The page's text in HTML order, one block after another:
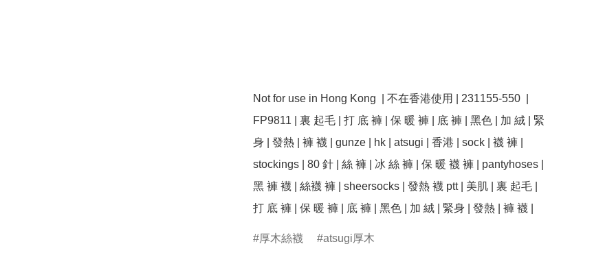
Not for use in Hong Kong  | 不在香港使用 | 231155-550  |
FP9811 | 裏 起毛 | 打 底 褲 | 保 暖 褲 | 底 褲 | 黑色 | 加 絨 | 緊
身 | 發熱 | 褲 襪 | gunze | hk | atsugi | 香港 | sock | 襪 褲 |
stockings | 80 針 | 絲 褲 | 冰 絲 褲 | 保 暖 襪 褲 | pantyhoses |
黑 褲 襪 | 絲襪 褲 | sheersocks | 發熱 襪 ptt | 美肌 | 裏 起毛 |
打 底 褲 | 保 暖 褲 | 底 褲 | 黑色 | 加 絨 | 緊身 | 發熱 | 褲 襪 |
厚木絲襪 atsugi厚木